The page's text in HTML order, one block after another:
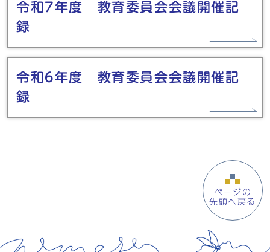
令和7年度 教育委員会会議開催記
録
令和6年度 教育委員会会議開催記
録
ページの
先頭へ戻る